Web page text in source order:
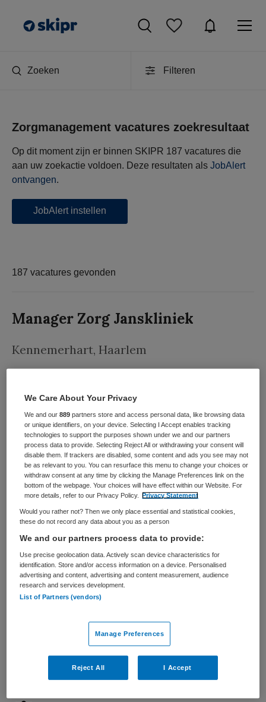
Zoeken Filteren
Zorgmanagement vacatures zoekresultaat
Op dit moment zijn er binnen SKIPR 187 vacatures die
aan uw zoekactie voldoen. Deze resultaten als JobAlert
ontvangen.
JobAlert instellen
187 vacatures gevonden
Manager Zorg Janskliniek
Kennemerhart, Haarlem
Fulltime
Tijdelijk met uitzicht op vast
Wil jij een sleutelrol spelen in de veranderopgave van
Kennemerhart en bijdragen aan een toekomstbestendige
inrichting van de ouderenzorg? Kennemerhart zoekt
resultaatgerichte managers voor onze focuswijken die
sturen op integrale wijkontwikkeling, bedrijfsvoering en...
Bekijk vacature Bewaren
Manager Zorg
,Haarlem
HBO
We Care About Your Privacy
We and our889 partners store and access personal data, like browsing data
or unique identifiers, on your device. Selecting I Accept enables tracking
technologies to support the purposes shown under we and our partners
process data to provide. Selecting Reject All or withdrawing your consent will
disable them. If trackers are disabled, some content and ads you see may not
be as relevant to you. You can resurface this menu to change your choices or
withdraw consent at any time by clicking the Manage Preferences link on the
bottom of the webpage. Your choices will have effect within our Website. For
more details, refer to our Privacy Policy.
Privacy Statement
Would you rather not? Then we only place essential and statistical cookies,
these do not record any data about you as a person
We and our partners process data to provide:
Use precise geolocation data. Actively scan device characteristics for
identification. Store and/or access information on a device. Personalised
advertising and content, advertising and content measurement, audience
research and services development.
List of Partners (vendors)
Manage Preferences
Reject All I Accept